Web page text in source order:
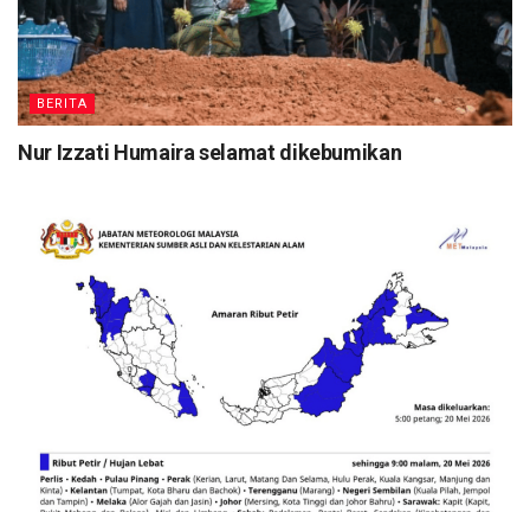
BERITA
Nur Izzati Humaira selamat dikebumikan